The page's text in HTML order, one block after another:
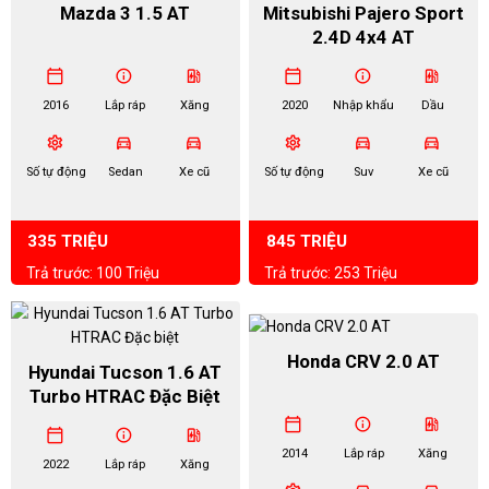
Mazda 3 1.5 AT
calendar_today
2016
info
Lắp ráp
ev_station
Xăng
settings
Số tự động
directions_car
Sedan
directions_car
Xe cũ
335 TRIỆU
Trả trước: 100 Triệu
Mitsubishi Pajero Sport
2.4D 4x4 AT
calendar_today
2020
info
Nhập khẩu
ev_station
Dầu
settings
Số tự động
directions_car
Suv
directions_car
Xe cũ
845 TRIỆU
Trả trước: 253 Triệu
Hyundai Tucson 1.6 AT
Turbo HTRAC Đặc Biệt
calendar_today
2022
info
Lắp ráp
ev_station
Xăng
Honda CRV 2.0 AT
calendar_today
2014
info
Lắp ráp
ev_station
Xăng